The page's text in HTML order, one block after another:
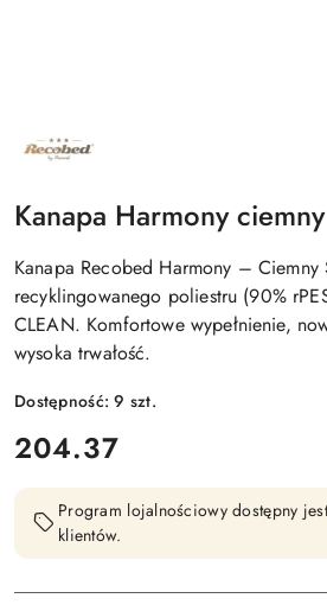
NAZWA
PRODUCENTA:
Kanapa Harmony
Kanapa Recobed Harmony – Ciemny
recyklingowanego poliestru (90%
CLEAN. Komfortowe wypełnienie,
wysoka trwałość.
Dostępność:9 szt.
cena:
204.37
Program lojalnościowy dostępny
klientów.